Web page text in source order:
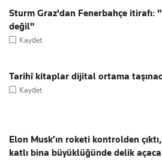
Sturm Graz'dan Fenerbahçe itirafı:
değil"
Kaydet
Tarihî kitaplar dijital ortama
Kaydet
Elon Musk’ın roketi kontrolden
katlı bina büyüklüğünde delik